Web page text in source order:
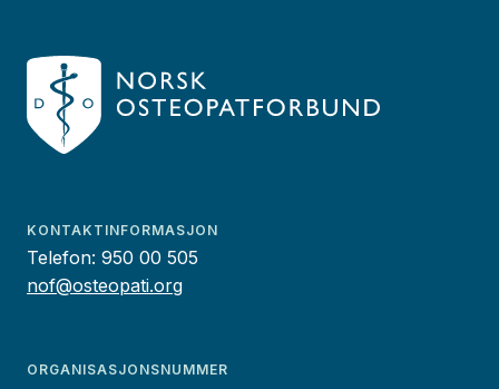
KONTAKTINFORMASJON
Telefon: 950 00 505
nof@osteopati.org
ORGANISASJONSNUMMER